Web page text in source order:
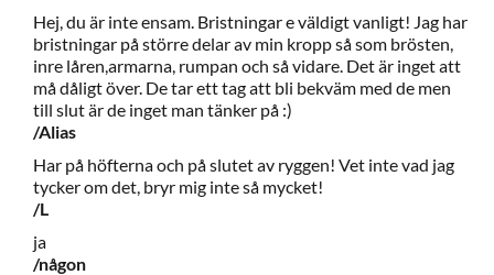
Hej, du är inte ensam. Bristningar e väldigt vanligt! Jag har
bristningar på större delar av min kropp så som brösten,
inre låren,armarna, rumpan och så vidare. Det är inget att
må dåligt över. De tar ett tag att bli bekväm med de men
till slut är de inget man tänker på :)
/Alias
Har på höfterna och på slutet av ryggen! Vet inte vad jag
tycker om det, bryr mig inte så mycket!
/L
ja
/någon